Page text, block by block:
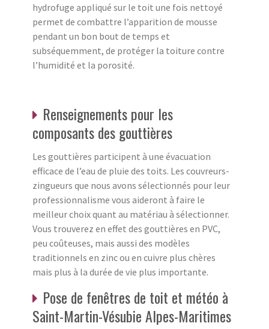
hydrofuge appliqué sur le toit une fois nettoyé
permet de combattre l’apparition de mousse
pendant un bon bout de temps et
subséquemment, de protéger la toiture contre
l’humidité et la porosité.
Renseignements pour les
composants des gouttières
Les gouttières participent à une évacuation
efficace de l’eau de pluie des toits. Les couvreurs-
zingueurs que nous avons sélectionnés pour leur
professionnalisme vous aideront à faire le
meilleur choix quant au matériau à sélectionner.
Vous trouverez en effet des gouttières en PVC,
peu coûteuses, mais aussi des modèles
traditionnels en zinc ou en cuivre plus chères
mais plus à la durée de vie plus importante.
Pose de fenêtres de toit et météo à
Saint-Martin-Vésubie Alpes-Maritimes